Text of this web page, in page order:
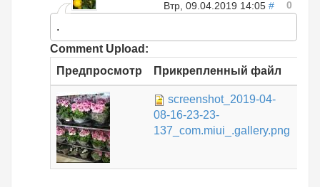
Втр, 09.04.2019 14:05 # 0
.
Comment Upload:
Предпросмотр
Прикрепленный файл
screenshot_2019-04-
08-16-23-23-
137_com.miui_.gallery.png